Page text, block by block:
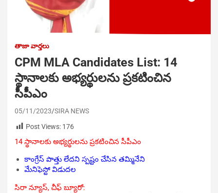
తాజా వార్తలు
CPM MLA Candidates List: 14
స్థానాలకు అభ్యర్థులను ప్రకటించిన
సీపీఎం
05/11/2023 SIRA NEWS
Post Views: 176
14 స్థానాలకు అభ్యర్థులను ప్రకటించిన సీపీఎం
కాంగ్రేస్‌ పొత్తు లేదని స్పష్టం చేసిన తమ్మినేని
మేనిఫెస్టో విడుదల
సిరా న్యూస్, చీఫ్‌ బ్యూరో: